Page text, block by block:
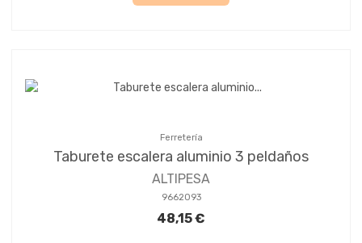
Ferretería
Taburete escalera aluminio 3 peldaños
ALTIPESA
9662093
48,15 €